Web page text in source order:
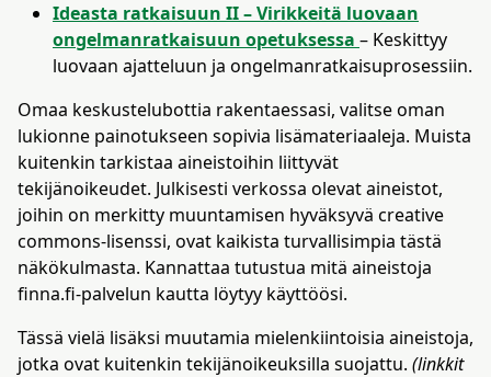
Ideasta ratkaisuun II – Virikkeitä luovaan
ongelmanratkaisuun opetuksessa – Keskittyy
luovaan ajatteluun ja ongelmanratkaisuprosessiin​.
Omaa keskustelubottia rakentaessasi, valitse oman
lukionne painotukseen sopivia lisämateriaaleja. Muista
kuitenkin tarkistaa aineistoihin liittyvät
tekijänoikeudet. Julkisesti verkossa olevat aineistot,
joihin on merkitty muuntamisen hyväksyvä creative
commons-lisenssi, ovat kaikista turvallisimpia tästä
näkökulmasta. Kannattaa tutustua mitä aineistoja
finna.fi-palvelun kautta löytyy käyttöösi.
Tässä vielä lisäksi muutamia mielenkiintoisia aineistoja,
jotka ovat kuitenkin tekijänoikeuksilla suojattu. (linkkit